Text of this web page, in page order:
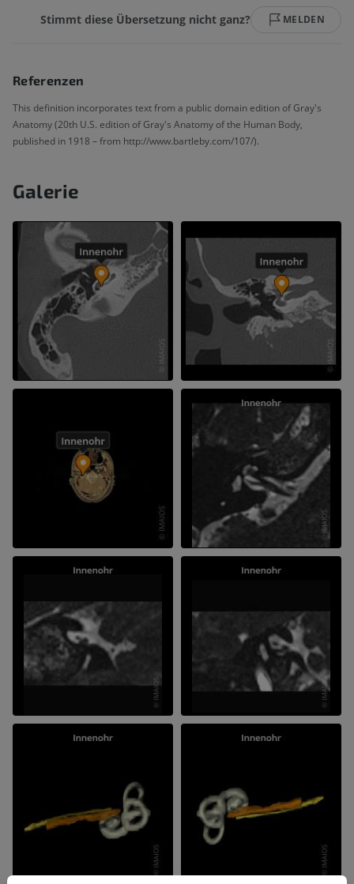
Stimmt diese Übersetzung nicht ganz? MELDEN
Referenzen
This definition incorporates text from a public domain edition of Gray's
Anatomy (20th U.S. edition of Gray's Anatomy of the Human Body,
published in 1918 – from http://www.bartleby.com/107/).
Galerie